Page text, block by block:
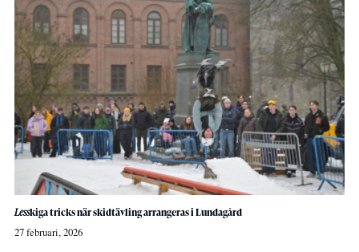
Lesskiga tricks när skidtävling arrangeras i Lundagård
27 februari, 2026